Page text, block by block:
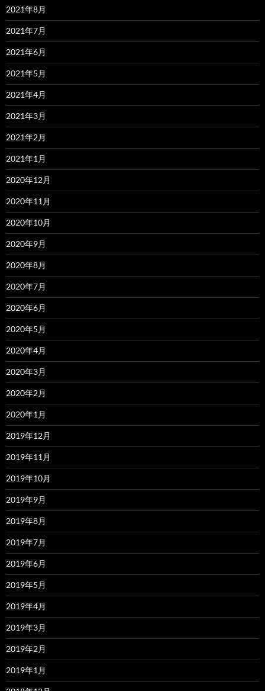
2021年8月
2021年7月
2021年6月
2021年5月
2021年4月
2021年3月
2021年2月
2021年1月
2020年12月
2020年11月
2020年10月
2020年9月
2020年8月
2020年7月
2020年6月
2020年5月
2020年4月
2020年3月
2020年2月
2020年1月
2019年12月
2019年11月
2019年10月
2019年9月
2019年8月
2019年7月
2019年6月
2019年5月
2019年4月
2019年3月
2019年2月
2019年1月